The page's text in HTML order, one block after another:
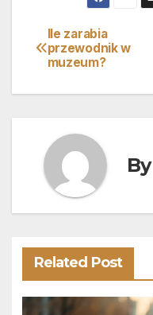
Nawigacja
wpisu
Ile zarabia
przewodnik w
muzeum?
By
Related Post